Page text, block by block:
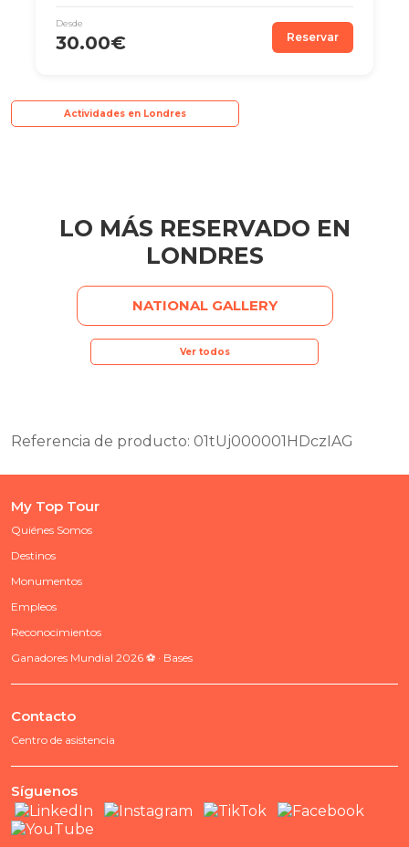
Desde
30.00€ Reservar
Actividades en Londres
LO MÁS RESERVADO EN
LONDRES
NATIONAL GALLERY
Ver todos
Referencia de producto: 01tUj000001HDczIAG
My Top Tour
Quiénes Somos
Destinos
Monumentos
Empleos
Reconocimientos
Ganadores Mundial 2026 ⚽ · Bases
Contacto
Centro de asistencia
Síguenos